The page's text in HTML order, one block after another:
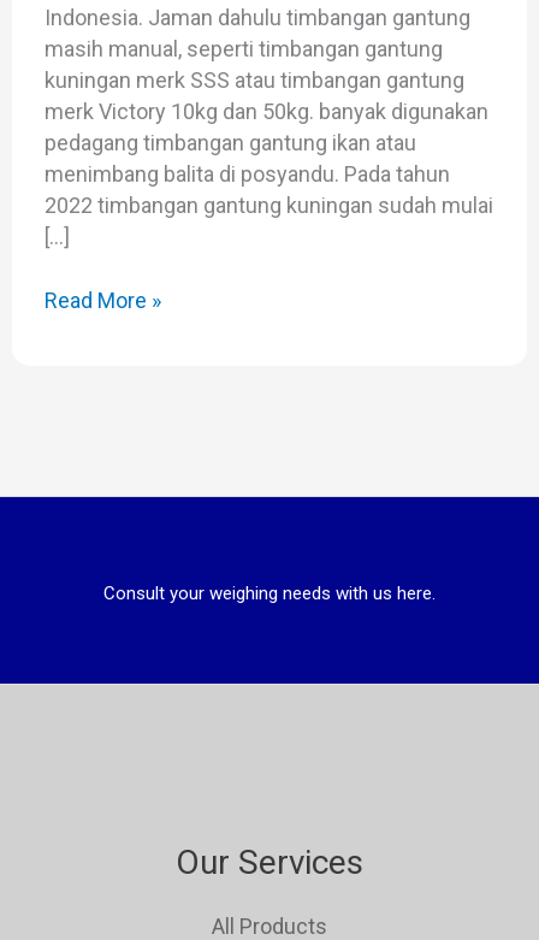
Indonesia. Jaman dahulu timbangan gantung
masih manual, seperti timbangan gantung
kuningan merk SSS atau timbangan gantung
merk Victory 10kg dan 50kg. banyak digunakan
pedagang timbangan gantung ikan atau
menimbang balita di posyandu. Pada tahun
2022 timbangan gantung kuningan sudah mulai
[…]
Read More »
Consult your weighing needs with us here.
Our Services
All Products